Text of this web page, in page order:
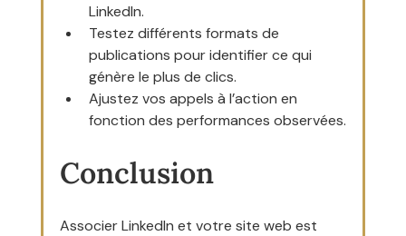
LinkedIn.
Testez différents formats de
publications pour identifier ce qui
génère le plus de clics.
Ajustez vos appels à l’action en
fonction des performances observées.
Conclusion
Associer LinkedIn et votre site web est